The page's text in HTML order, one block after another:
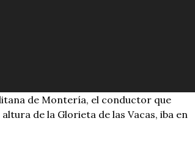
de Montería, el conductor que
de la Glorieta de las Vacas, iba en